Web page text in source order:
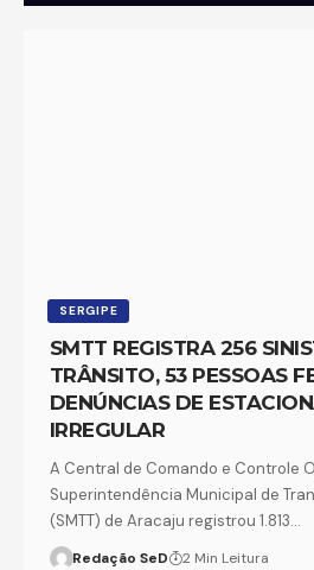
SERGIPE
SMTT REGISTRA 256
TRÂNSITO, 53 PESSOAS
DENÚNCIAS DE
IRREGULAR
A Central de Comando e Controle
Superintendência Municipal de
(SMTT) de Aracaju registrou 1.813…
Redação SeD 2 Min Leitura